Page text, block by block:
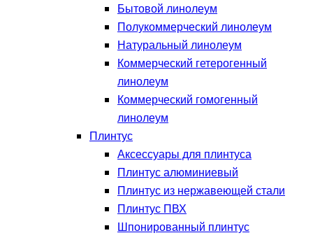
Бытовой линолеум
Полукоммерческий линолеум
Натуральный линолеум
Коммерческий гетерогенный
линолеум
Коммерческий гомогенный
линолеум
Плинтус
Аксессуары для плинтуса
Плинтус алюминиевый
Плинтус из нержавеющей стали
Плинтус ПВХ
Шпонированный плинтус